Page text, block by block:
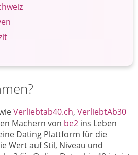
Verliebtab40.ch, VerliebtAb30
Machern von be2 ins Leben
Dating Plattform für die
Wert auf Stil, Niveau und